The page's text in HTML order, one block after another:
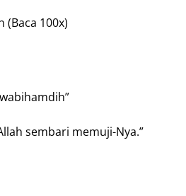
(Baca 100x)
sembari memuji-Nya.”